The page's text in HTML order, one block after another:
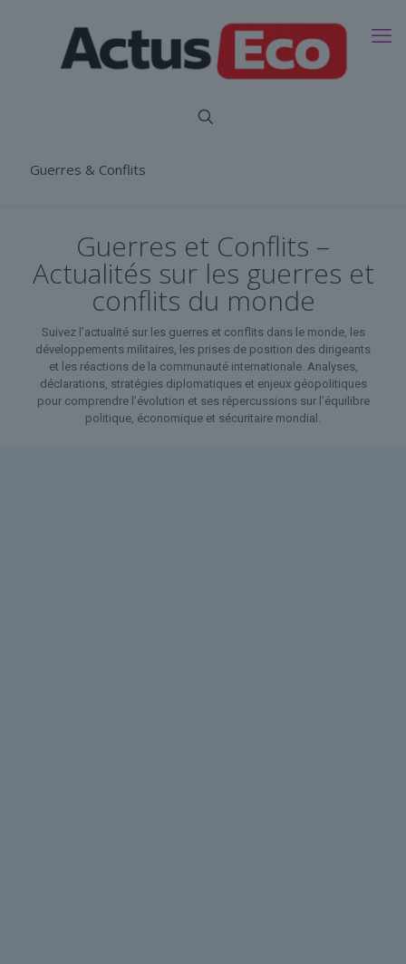
Guerres & Conflits
Guerres et Conflits –
Actualités sur les guerres et
conflits du monde
Suivez l’actualité sur les guerres et conflits dans le monde, les
développements militaires, les prises de position des dirigeants
et les réactions de la communauté internationale. Analyses,
déclarations, stratégies diplomatiques et enjeux géopolitiques
pour comprendre l’évolution et ses répercussions sur l’équilibre
politique, économique et sécuritaire mondial.